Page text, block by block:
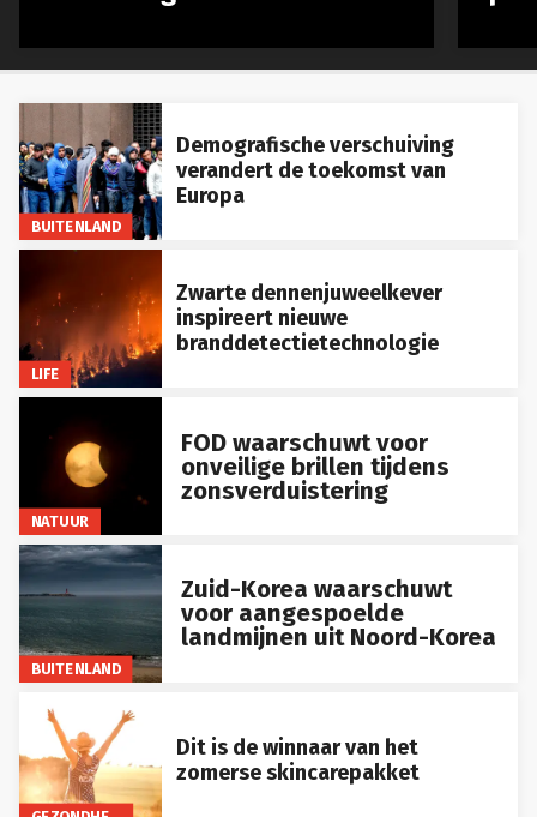
BUITENLAND
Demografische verschuiving
verandert de toekomst van
Europa
LIFE
Zwarte dennenjuweelkever
inspireert nieuwe
branddetectietechnologie
NATUUR
FOD waarschuwt voor
onveilige brillen tijdens
zonsverduistering
BUITENLAND
Zuid-Korea waarschuwt
voor aangespoelde
landmijnen uit Noord-Korea
GEZONDHEID
Dit is de winnaar van het
zomerse skincarepakket